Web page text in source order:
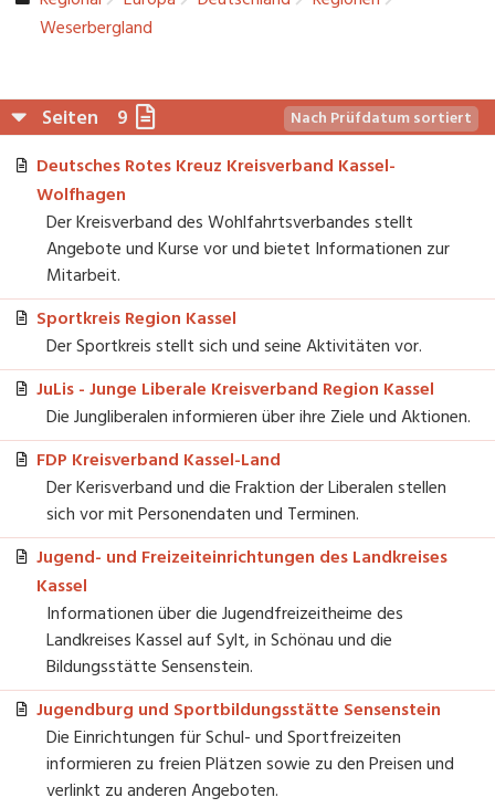
Weserbergl­and
Seiten 9 Nach Prüfdatum sortiert
Deutsches Rotes Kreuz Kreisverband Kassel-
Wolfhagen
Der Kreisverband des Wohlfahrtsverbandes stellt
Angebote und Kurse vor und bietet Informationen zur
Mitarbeit.
Sportkreis Region Kassel
Der Sportkreis stellt sich und seine Aktivitäten vor.
JuLis - Junge Liberale Kreisverband Region Kassel
Die Jungliberalen informieren über ihre Ziele und Aktionen.
FDP Kreisverband Kassel-Land
Der Kerisverband und die Fraktion der Liberalen stellen
sich vor mit Personendaten und Terminen.
Jugend- und Freizeiteinrichtungen des Landkreises
Kassel
Informationen über die Jugendfreizeitheime des
Landkreises Kassel auf Sylt, in Schönau und die
Bildungsstätte Sensenstein.
Jugendburg und Sportbildungsstätte Sensenstein
Die Einrichtungen für Schul- und Sportfreizeiten
informieren zu freien Plätzen sowie zu den Preisen und
verlinkt zu anderen Angeboten.